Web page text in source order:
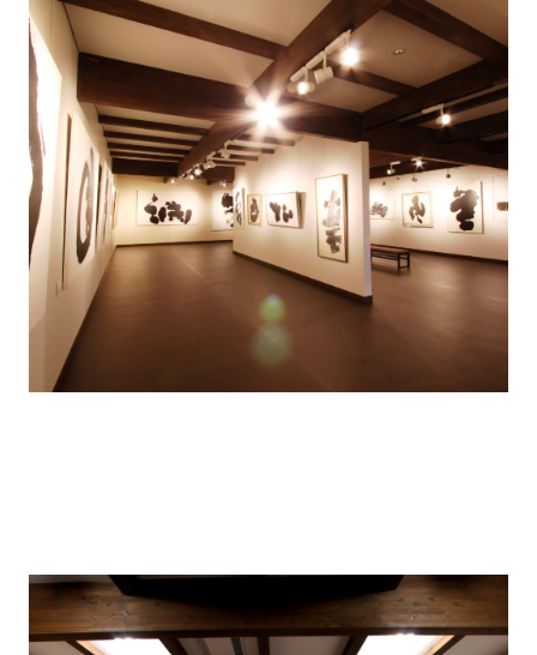
【ギャラリー＆アトリエ】
余市の風景にマッチしたアート作品を2～3ヶ月のサイ
クルで展示しております。ゆったりとした時間をお過
ごしください。
【ギャラリー＆アトリエ】
アトリエ兼談話スペースもございます。